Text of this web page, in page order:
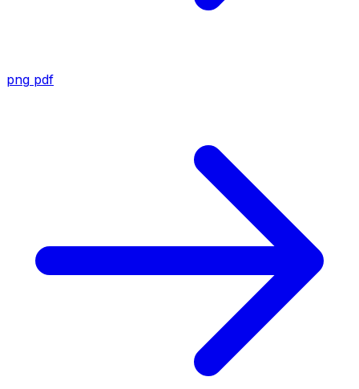
png pdf